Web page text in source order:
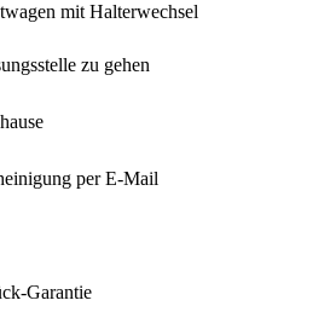
mit Halterwechsel
zu gehen
per E-Mail
Garantie